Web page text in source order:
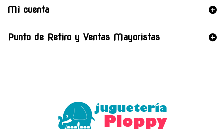
Mi cuenta
Punto de Retiro y Ventas Mayoristas